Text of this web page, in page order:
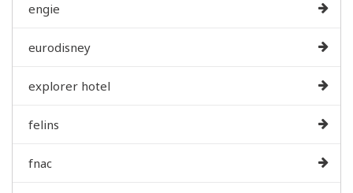
engie
eurodisney
explorer hotel
felins
fnac